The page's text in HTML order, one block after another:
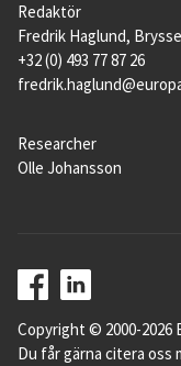
Redaktör
Fredrik Haglund,
+32 (0) 493 77 87 26
Researcher
Olle Johansson
Copyright © 2000-2026
Du får gärna citera